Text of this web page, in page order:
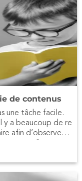
de contenus
une tâche facile.
y a beaucoup de re
afin d’observer l
votre audience et